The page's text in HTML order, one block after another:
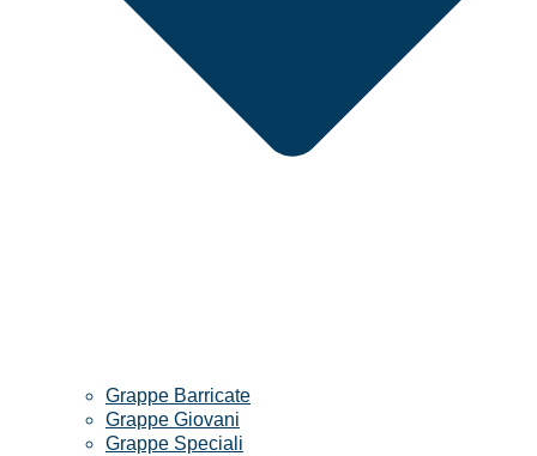
Grappe Barricate
Grappe Giovani
Grappe Speciali